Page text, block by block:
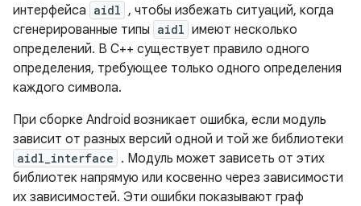
интерфейса aidl , чтобы избежать ситуаций, когда
сгенерированные типы aidl имеют несколько
определений. В C++ существует правило одного
определения, требующее только одного определения
каждого символа.
При сборке Android возникает ошибка, если модуль
зависит от разных версий одной и той же библиотеки
aidl_interface . Модуль может зависеть от этих
библиотек напрямую или косвенно через зависимости
их зависимостей. Эти ошибки показывают граф